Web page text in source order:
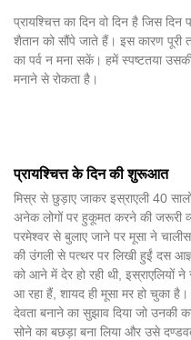
प्रायश्चित्त का दिन वो दिन है जिस
शैतान को सौंपे जाते हैं। इस कारण पूरी
का पर्व न मना सकें। हमें स्पष्टतया
मनाने से रोकता है।
प्रायश्चित्त के दिन की शुरूआत
मिस्र से छुड़ाए जाकर इस्राएली 40
अनेक लोगों पर हुकूमत करने की जरूरी
परमेश्वर से बुलाए जाने पर मूसा ने
की उंगली से पत्थर पर लिखी हुईं दस
को आने में देर हो रही थी, इस्राएलियों ने
आ रहा हैं, शायद ही मूसा मर हो चुका
देवता बनाने का सुझाव दिया जो उनकी
सोने का बछड़ा बना लिया और उसे